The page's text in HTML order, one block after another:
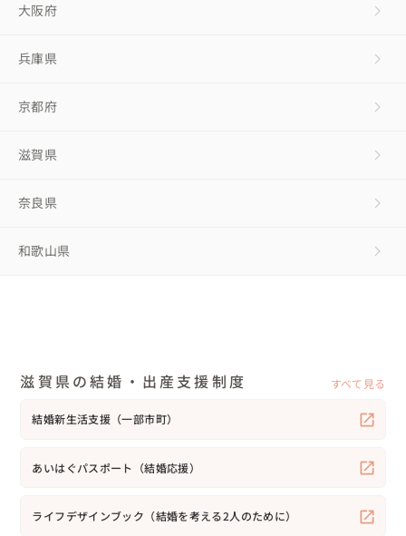
大阪府
兵庫県
京都府
滋賀県
奈良県
和歌山県
滋賀県の結婚・出産支援制度 すべて見る
結婚新生活支援（一部市町）
あいはぐパスポート（結婚応援）
ライフデザインブック（結婚を考える2人のために）